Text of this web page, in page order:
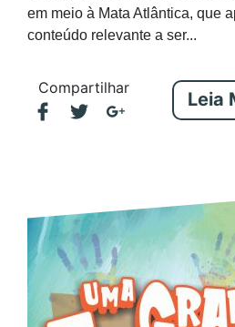
em meio à Mata Atlântica, que
conteúdo relevante a ser...
Compartilhar
Leia